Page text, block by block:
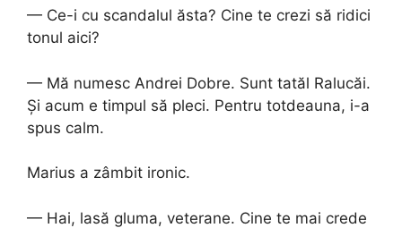
— Ce-i cu scandalul ăsta? Cine te crezi să ridici
tonul aici?
— Mă numesc Andrei Dobre. Sunt tatăl Ralucăi.
Și acum e timpul să pleci. Pentru totdeauna, i-a
spus calm.
Marius a zâmbit ironic.
— Hai, lasă gluma, veterane. Cine te mai crede